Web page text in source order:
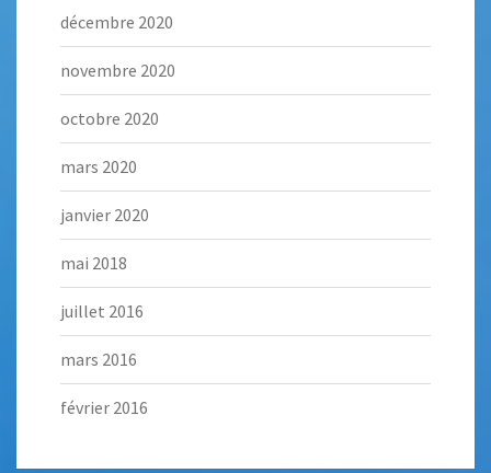
décembre 2020
novembre 2020
octobre 2020
mars 2020
janvier 2020
mai 2018
juillet 2016
mars 2016
février 2016